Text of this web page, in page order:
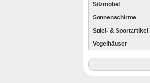
Sitzmöbel
Sonnenschirme
Spiel- & Sportartikel
Vogelhäuser